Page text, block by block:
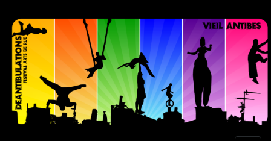
Aller
contenu
principal